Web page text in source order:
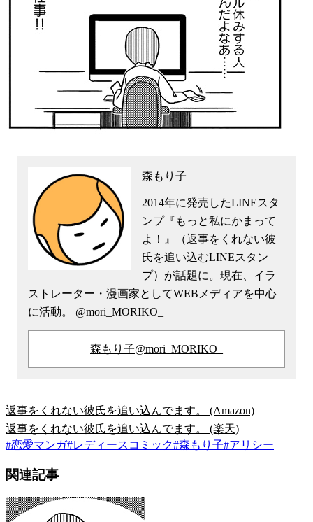
森もり子
2014年に発売したLINEスタ
ンプ『もっと私にかまって
よ！』（返事をくれない彼
氏を追い込むLINEスタン
プ）が話題に。現在、イラ
ストレーター・漫画家としてWEBメディアを中心
に活動。 @mori_MORIKO_
森もり子@mori_MORIKO_
返事をくれない彼氏を追い込んでます。 (Amazon)
返事をくれない彼氏を追い込んでます。 (楽天)
#恋愛マンガ#レディースコミック#森もり子#アリシー
関連記事